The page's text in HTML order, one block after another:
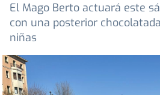
El Mago Berto actuará este
con una posterior
niñas